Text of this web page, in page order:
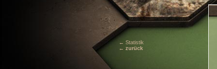
← Statistik
← zurück